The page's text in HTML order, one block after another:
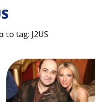
το tag: J2US